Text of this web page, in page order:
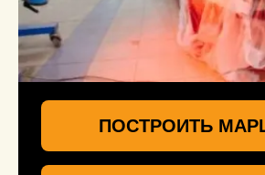
ПОСТРОИТЬ